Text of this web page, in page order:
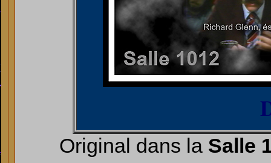
Original dans la Salle